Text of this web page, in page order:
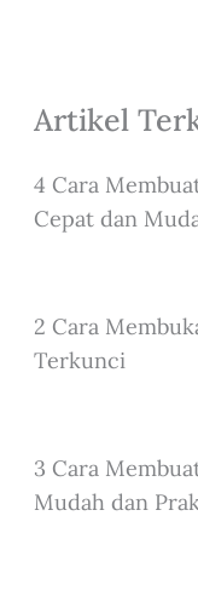
Artikel
4 Cara
Cepat dan
2 Cara
Terkunci
3 Cara
Mudah dan